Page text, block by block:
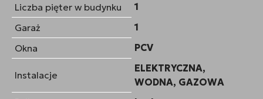
Liczba pięter w budynku
1
Garaż
1
Okna
PCV
Instalacje
ELEKTRYCZNA,
WODNA, GAZOWA